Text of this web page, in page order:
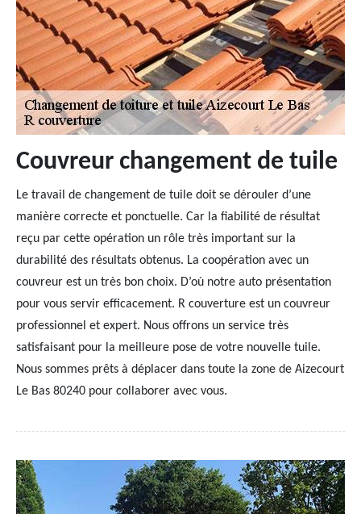
Couvreur changement de tuile
Le travail de changement de tuile doit se dérouler d’une
manière correcte et ponctuelle. Car la fiabilité de résultat
reçu par cette opération un rôle très important sur la
durabilité des résultats obtenus. La coopération avec un
couvreur est un très bon choix. D’où notre auto présentation
pour vous servir efficacement. R couverture est un couvreur
professionnel et expert. Nous offrons un service très
satisfaisant pour la meilleure pose de votre nouvelle tuile.
Nous sommes prêts à déplacer dans toute la zone de Aizecourt
Le Bas 80240 pour collaborer avec vous.